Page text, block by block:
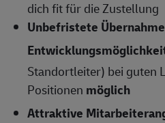
dich fit für die Zustellung
Unbefristete Übernahme
Standortleiter) bei guten
Positionen möglich
Attraktive